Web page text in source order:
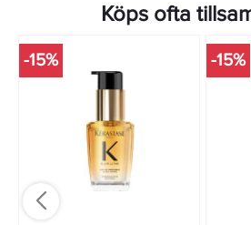
Köps ofta
-15% -15%